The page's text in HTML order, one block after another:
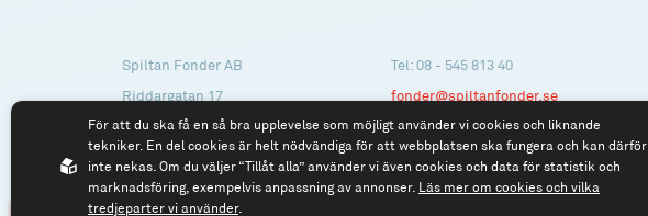
Spiltan Fonder AB
Riddargatan 17
114 57 Stockholm
Tel: 08 - 545 813 40
fonder@spiltanfonder.se
För att du ska få en så bra upplevelse som möjligt använder vi cookies och liknande
tekniker. En del cookies är helt nödvändiga för att webbplatsen ska fungera och kan därför
inte nekas. Om du väljer “Tillåt alla” använder vi även cookies och data för statistik och
marknadsföring, exempelvis anpassning av annonser. Läs mer om cookies och vilka
tredjeparter vi använder.